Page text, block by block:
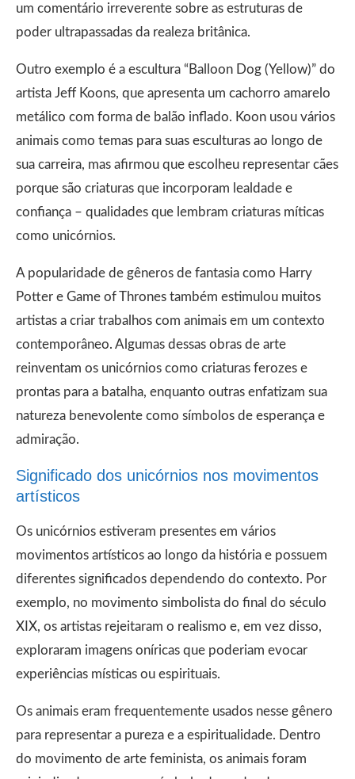
um comentário irreverente sobre as estruturas de
poder ultrapassadas da realeza britânica.
Outro exemplo é a escultura “Balloon Dog (Yellow)” do
artista Jeff Koons, que apresenta um cachorro amarelo
metálico com forma de balão inflado. Koon usou vários
animais como temas para suas esculturas ao longo de
sua carreira, mas afirmou que escolheu representar cães
porque são criaturas que incorporam lealdade e
confiança – qualidades que lembram criaturas míticas
como unicórnios.
A popularidade de gêneros de fantasia como Harry
Potter e Game of Thrones também estimulou muitos
artistas a criar trabalhos com animais em um contexto
contemporâneo. Algumas dessas obras de arte
reinventam os unicórnios como criaturas ferozes e
prontas para a batalha, enquanto outras enfatizam sua
natureza benevolente como símbolos de esperança e
admiração.
Significado dos unicórnios nos movimentos
artísticos
Os unicórnios estiveram presentes em vários
movimentos artísticos ao longo da história e possuem
diferentes significados dependendo do contexto. Por
exemplo, no movimento simbolista do final do século
XIX, os artistas rejeitaram o realismo e, em vez disso,
exploraram imagens oníricas que poderiam evocar
experiências místicas ou espirituais.
Os animais eram frequentemente usados nesse gênero
para representar a pureza e a espiritualidade. Dentro
do movimento de arte feminista, os animais foram